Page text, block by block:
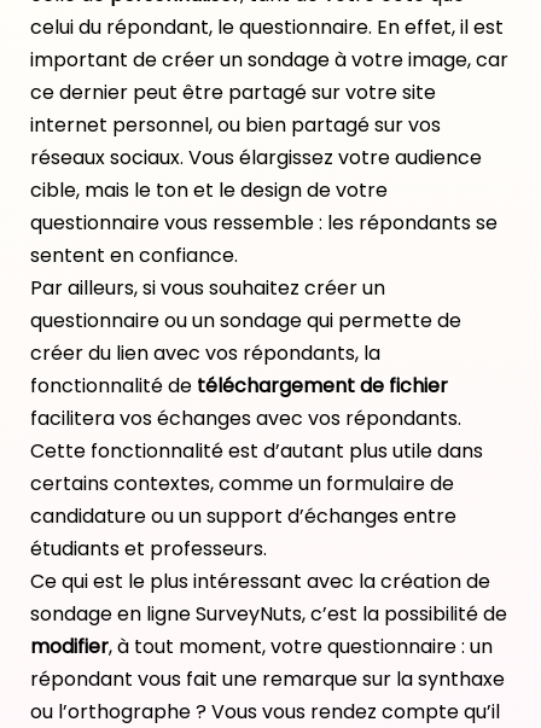
celui du répondant, le questionnaire. En effet, il est
important de créer un sondage à votre image, car
ce dernier peut être partagé sur votre site
internet personnel, ou bien partagé sur vos
réseaux sociaux. Vous élargissez votre audience
cible, mais le ton et le design de votre
questionnaire vous ressemble : les répondants se
sentent en confiance.
Par ailleurs, si vous souhaitez créer un
questionnaire ou un sondage qui permette de
créer du lien avec vos répondants, la
fonctionnalité de téléchargement de fichier
facilitera vos échanges avec vos répondants.
Cette fonctionnalité est d’autant plus utile dans
certains contextes, comme un formulaire de
candidature ou un support d’échanges entre
étudiants et professeurs.
Ce qui est le plus intéressant avec la création de
sondage en ligne SurveyNuts, c’est la possibilité de
modifier, à tout moment, votre questionnaire : un
répondant vous fait une remarque sur la synthaxe
ou l’orthographe ? Vous vous rendez compte qu’il